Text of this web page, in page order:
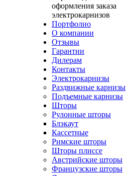
оформления заказа
электрокарнизов
Портфолио
О компании
Отзывы
Гарантии
Дилерам
Контакты
Электрокарнизы
Раздвижные карнизы
Подъемные карнизы
Шторы
Рулонные шторы
Блэкаут
Кассетные
Римские шторы
Шторы плиссе
Австрийские шторы
Французские шторы